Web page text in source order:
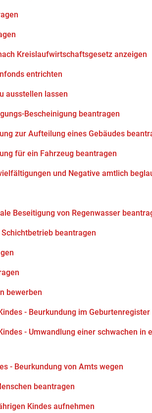
Kreislaufwirtschaftsgesetz anzeigen
entrichten
ausstellen lassen
Bescheinigung beantragen
zur Aufteilung eines Gebäudes
für ein Fahrzeug beantragen
und Negative amtlich
Beseitigung von Regenwasser
beantragen
bewerben
- Beurkundung im
- Umwandlung einer schwachen in
- Beurkundung von Amts wegen
beantragen
Kindes aufnehmen